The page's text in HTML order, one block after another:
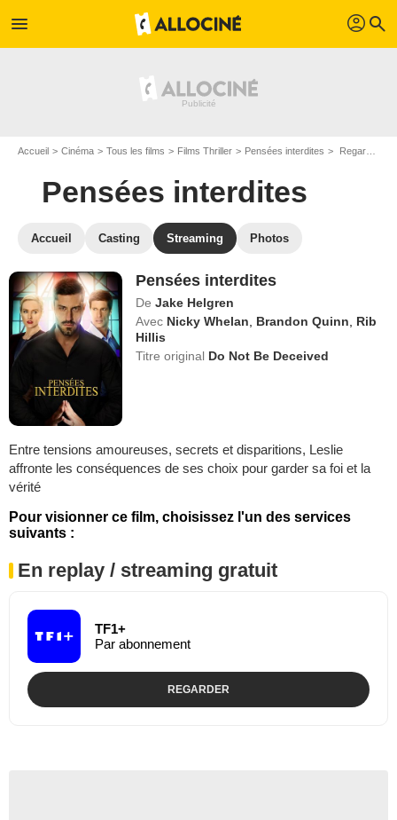
menu profil search
Accueil Cinéma Tous les films Films Thriller Pensées interdites Regarder Pensées interdites en SVOD
Pensées interdites
Accueil Casting Streaming Photos
Pensées interdites
De Jake Helgren
Avec Nicky Whelan Brandon Quinn
Rib
Hillis
Titre original Do Not Be Deceived
Entre tensions amoureuses, secrets et disparitions, Leslie
affronte les conséquences de ses choix pour garder sa foi et la
vérité
Pour visionner ce film, choisissez l'un des services
suivants :
En replay / streaming gratuit
TF1+
Par abonnement
REGARDER